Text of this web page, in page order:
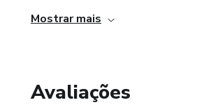
Mostrar mais
Avaliações